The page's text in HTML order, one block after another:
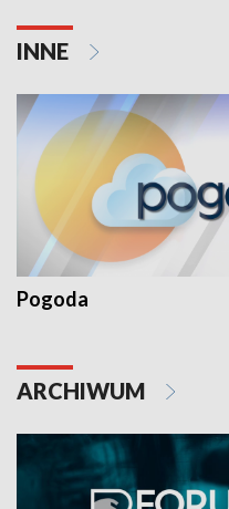
INNE
Pogoda
ARCHIWUM